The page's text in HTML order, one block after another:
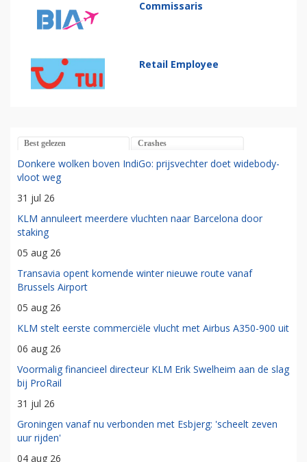
Commissaris
Retail Employee
Best gelezen Crashes
Donkere wolken boven IndiGo: prijsvechter doet widebody-
vloot weg
31 jul 26
KLM annuleert meerdere vluchten naar Barcelona door
staking
05 aug 26
Transavia opent komende winter nieuwe route vanaf
Brussels Airport
05 aug 26
KLM stelt eerste commerciële vlucht met Airbus A350-900 uit
06 aug 26
Voormalig financieel directeur KLM Erik Swelheim aan de slag
bij ProRail
31 jul 26
Groningen vanaf nu verbonden met Esbjerg: 'scheelt zeven
uur rijden'
04 aug 26